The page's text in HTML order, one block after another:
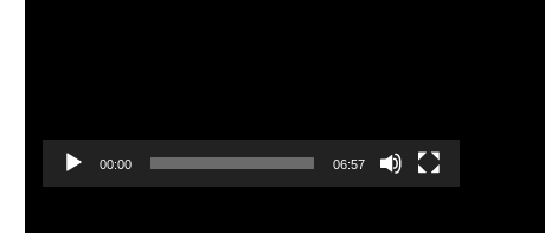
00:00 06:57